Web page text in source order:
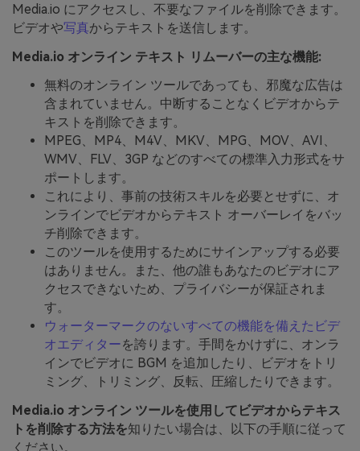
Media.io にアクセスし、不要なファイルを削除できます。
ビデオや写真からテキストを送信します。
Media.io オンライン テキスト リムーバーの主な機能:
無料のオンライン ツールであっても、邪魔な広告は
含まれていません。中断することなくビデオからテ
キストを削除できます。
MPEG、MP4、M4V、MKV、MPG、MOV、AVI、
WMV、FLV、3GP などのすべての標準入力形式をサ
ポートします。
これにより、事前の技術スキルを必要とせずに、オ
ンラインでビデオからテキスト オーバーレイをバッ
チ削除できます。
このツールを使用するためにサインアップする必要
はありません。また、他の誰もあなたのビデオにア
クセスできないため、プライバシーが保証されま
す。
ウォーターマークのないすべての機能を備えたビデ
オエディターを誇ります。手間をかけずに、オンラ
インでビデオに BGM を追加したり、ビデオをトリ
ミング、トリミング、反転、圧縮したりできます。
Media.io オンライン ツールを使用してビデオからテキス
トを削除する方法を知りたい場合は、以下の手順に従って
ください。